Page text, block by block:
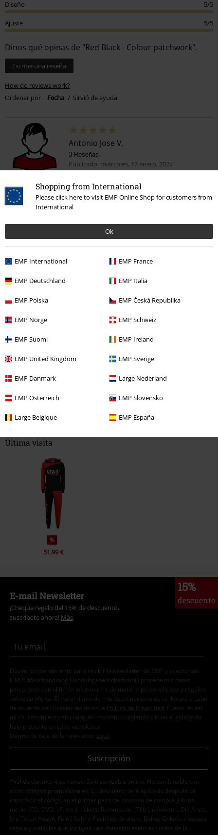
Shopping from International
Please click here to visit EMP Online Shop for customers from
International
Ok
EMP International EMP France
EMP Deutschland EMP Italia
EMP Polska EMP Česká Republika
EMP Norge EMP Schweiz
EMP Suomi EMP Ireland
EMP United Kingdom EMP Sverige
EMP Danmark Large Nederland
EMP Österreich EMP Slovensko
Large Belgique EMP España
Diseño 5/5
Ajuste 5/5
Dinos qué opinas de "Red Black - Colour patchwork".
Escribe una reseña
How do reviews work?
Ordenar por
Fecha Sirvió de ayuda
Antonio Jose V.
3 Reseñas
Publicado: miércoles, 17 enero, 2024
Talla comprada: XXL
MUY CHULO Y CALENTITO
contaba con ello. sirve para chico, una talla XXL es una talla 46 de
pantalon, y L de sudadera.
Calidad
Reseña verificada
¿Te ha sido útil esta opinión?
Comentario
Enviar comentario
Última visita
%
51,99 €
15%
descuento
E-mail Newsletter
¡Cheque regalo del 15% de descuento,
suscríbete ahora! Más
Doy mi consentimiento para recibir la newsletter de EMP y acepto que
E.M.P. Merchandising Handelsgesellschaft mbH procese mis datos
personales con el fin de informarme de manera personalizada y regular
sobre su oferta. El tratamiento de mis datos personales se llevará a cabo
de acuerdo con lo establecido en la
Política de Privacidad . Puedo retirar
mi consentimiento en cualquier momento haciendo clic en el enlace de
baja presente en cada newsletter.
Darme de baja de la newsletter
aquí
Suscripción
*Válido durante 4 semanas. Solo canjeable online. No combinable con
otros códigos promocionales. El descuento será aplicado después de
introducir el código en el primer paso del proceso de compra. Libros,
media (CD, DVD, LP, etc.), tickets, Rammstein, (Till) Lindemann, Die Ärzte,
Die Toten Hosen, Feine Sahne Fischfilet, Broilers, Böhse Onkelz, cheques-
regalo y artículos que incluyen una donación están excluidos de la